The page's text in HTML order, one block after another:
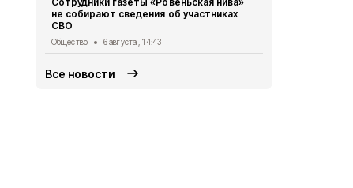
не собирают сведения об участниках
СВО
Общество 6 августа , 14:43
Все новости